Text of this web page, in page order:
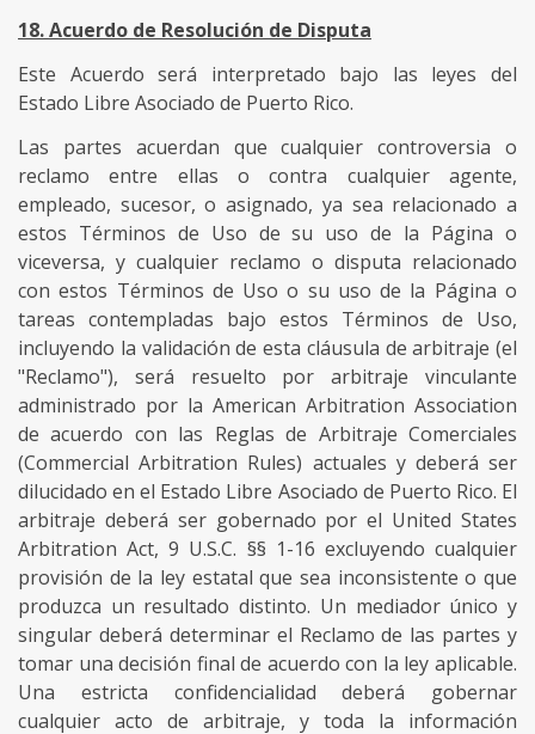
18. Acuerdo de Resolución de Disputa
Este Acuerdo será interpretado bajo las leyes del
Estado Libre Asociado de Puerto Rico.
Las partes acuerdan que cualquier controversia o
reclamo entre ellas o contra cualquier agente,
empleado, sucesor, o asignado, ya sea relacionado a
estos Términos de Uso de su uso de la Página o
viceversa, y cualquier reclamo o disputa relacionado
con estos Términos de Uso o su uso de la Página o
tareas contempladas bajo estos Términos de Uso,
incluyendo la validación de esta cláusula de arbitraje (el
"Reclamo"), será resuelto por arbitraje vinculante
administrado por la American Arbitration Association
de acuerdo con las Reglas de Arbitraje Comerciales
(Commercial Arbitration Rules) actuales y deberá ser
dilucidado en el Estado Libre Asociado de Puerto Rico. El
arbitraje deberá ser gobernado por el United States
Arbitration Act, 9 U.S.C. §§ 1-16 excluyendo cualquier
provisión de la ley estatal que sea inconsistente o que
produzca un resultado distinto. Un mediador único y
singular deberá determinar el Reclamo de las partes y
tomar una decisión final de acuerdo con la ley aplicable.
Una estricta confidencialidad deberá gobernar
cualquier acto de arbitraje, y toda la información